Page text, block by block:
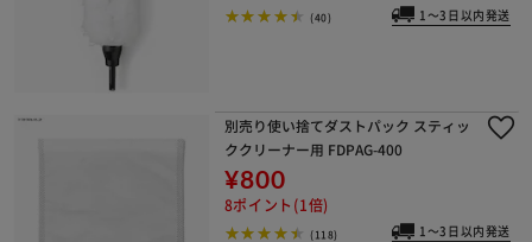
(40) 1～3日以内発送
別売り使い捨てダストパック スティッ
ククリーナー用 FDPAG-400
¥800
8ポイント(1倍)
(118) 1～3日以内発送